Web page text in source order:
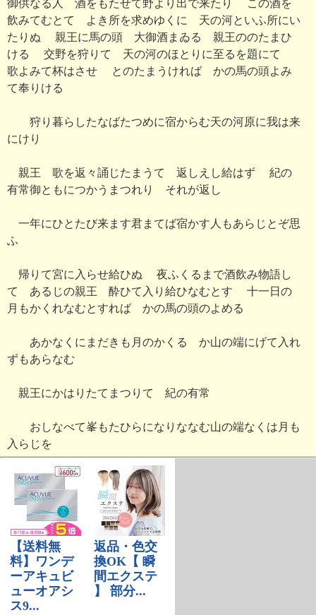
御供なる人 酒をもたせて野より出で来たり この酒を
飲みてむとて よき所を求めゆくに 天の河といふ所にい
たりぬ 親王に馬の頭 大御酒まゐる 親王ののたまひ
ける 交野を狩りて 天の河のほとりに至るを題にて
歌よみて杯はさせ とのたまうければ かの馬の頭よみ
て奉りける
狩り暮らしたなばたつめに宿からむ天の河原に我は来
にけり
親王 歌を返々誦じたまうて 返しえし給はず 紀の
有常御ともにつかうまつれり それが返し
一年にひとたび来ます君まてば宿かす人もあらじとぞ思
ふ
帰りて宮に入らせ給ひぬ 夜ふくるまで酒飲み物語し
て あるじの親王 酔ひて入り給ひなむとす 十一日の
月もかくれなむとすれば かの馬の頭のよめる
あかなくにまだきも月のかくるゝか山の端にげて入れ
ずもあらなむ
親王にかはりたてまつりて 紀の有常
おしなべて峯もたひらになりななむ山の端なくは月も
入らじを